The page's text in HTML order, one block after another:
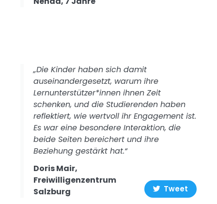
„Die Kinder haben sich damit
auseinandergesetzt, warum ihre
Lernunterstützer*innen ihnen Zeit
schenken, und die Studierenden haben
reflektiert, wie wertvoll ihr Engagement ist.
Es war eine besondere Interaktion, die
beide Seiten bereichert und ihre
Beziehung gestärkt hat.“
Doris Mair,
Freiwilligenzentrum
Salzburg
Tweet